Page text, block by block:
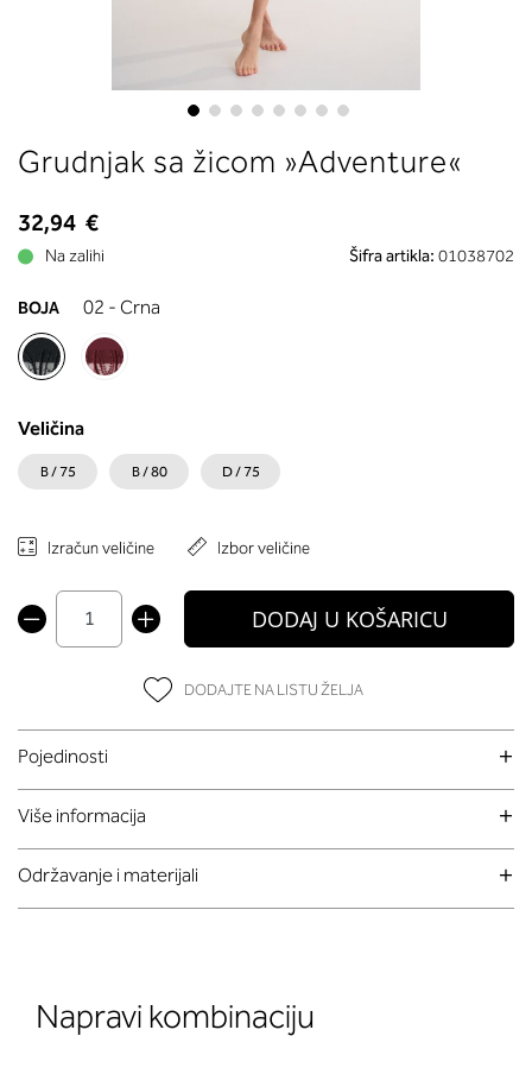
to
beginning
the
images
gallery
Grudnjak sa žicom »Adventure«
32,94 €
Na zalihi Šifra artikla: 01038702
BOJA 02 - Crna
Veličina
B / 75 B / 80 D / 75
Izračun veličine Izbor veličine
DODAJ U KOŠARICU
DODAJTE NA LISTU ŽELJA
Pojedinosti
Više informacija
Održavanje i materijali
Napravi kombinaciju
boste prebrali, katera globina
ustreza vaši meri (A, B …) – iščite v
obsegom.